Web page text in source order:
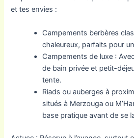
et tes envies :
Campements berbères
chaleureux, parfaits pour
Campements de luxe :
de bain privée et petit-
tente.
Riads ou auberges à
situés à Merzouga ou
base pratique avant de se